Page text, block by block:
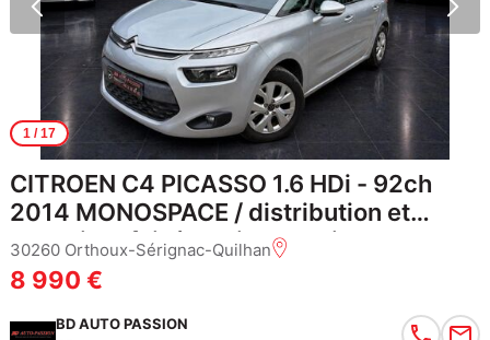
1/ 17
CITROEN C4 PICASSO 1.6 HDi - 92ch
2014 MONOSPACE / distribution et
entretient fait / reprise possible
30260 Orthoux-Sérignac-Quilhan
8 990 €
BD AUTO PASSION